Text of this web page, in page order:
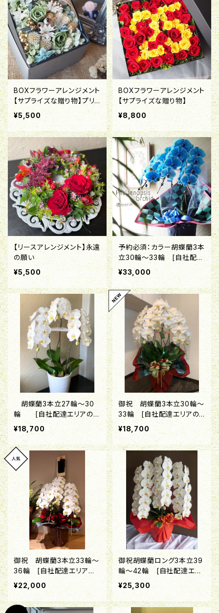
BOXフラワーアレンジメント
【サプライズな贈り物】プリ
ザーブド＆ドライフラワー
¥5,500
BOXフラワーアレンジメント
【サプライズな贈り物】
¥8,800
【リースアレンジメント】永遠
の願い
¥5,500
予約必須：カラー胡蝶蘭3本
立30輪～33輪 [自社配達
エリアのみ対応品]
¥33,000
胡蝶蘭3本立27輪～30
輪 [自社配達エリアのみ
対応品]
¥18,700
御祝 胡蝶蘭3本立30輪～
33輪 [自社配達エリアの
み対応品]
¥18,700
御祝 胡蝶蘭3本立33輪～
36輪 [自社配達エリアの
み対応品]
¥22,000
御祝胡蝶蘭ロング3本立39
輪～42輪 [自社配達エリ
アのみ対応品]
¥25,300